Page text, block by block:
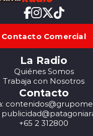
Contacto Comercial
La Radio
Quiénes Somos
Trabaja con Nosotros
Contacto
+65 2 312800